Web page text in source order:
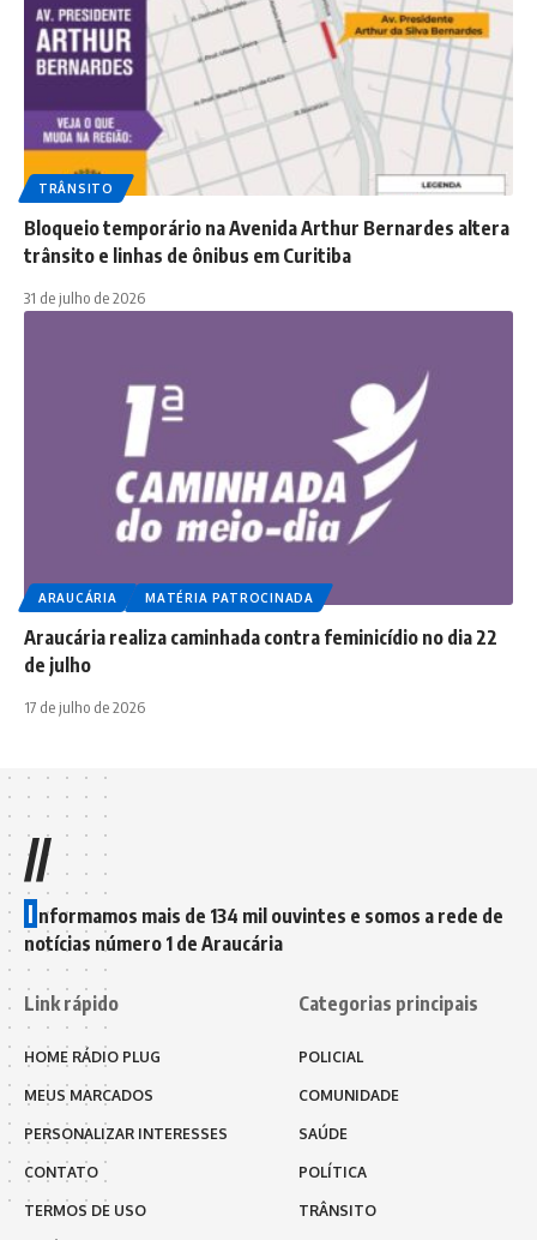
TRÂNSITO
Bloqueio temporário na Avenida Arthur Bernardes altera
trânsito e linhas de ônibus em Curitiba
31 de julho de 2026
ARAUCÁRIA MATÉRIA PATROCINADA
Araucária realiza caminhada contra feminicídio no dia 22
de julho
17 de julho de 2026
//
I nformamos mais de 134 mil ouvintes e somos a rede de
notícias número 1 de Araucária
Link rápido
HOME RÁDIO PLUG
MEUS MARCADOS
PERSONALIZAR INTERESSES
CONTATO
TERMOS DE USO
Categorias principais
POLICIAL
COMUNIDADE
SAÚDE
POLÍTICA
TRÂNSITO